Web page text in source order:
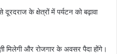
दूरदराज के क्षेत्रों में पर्यटन को बढ़ावा
मिलेगी और रोजगार के अवसर पैदा होंगे।